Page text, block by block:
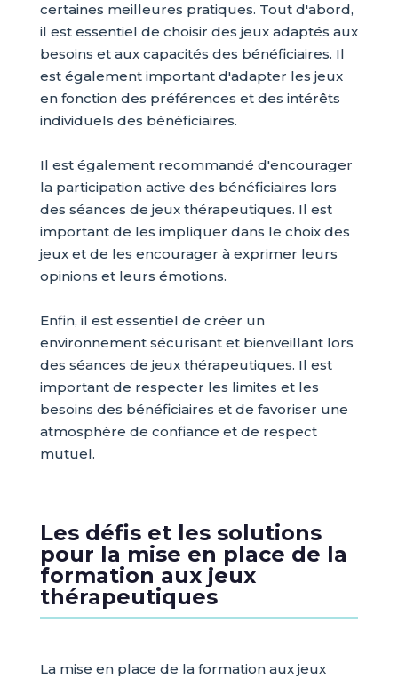
certaines meilleures pratiques. Tout d'abord,
il est essentiel de choisir des jeux adaptés aux
besoins et aux capacités des bénéficiaires. Il
est également important d'adapter les jeux
en fonction des préférences et des intérêts
individuels des bénéficiaires.
Il est également recommandé d'encourager
la participation active des bénéficiaires lors
des séances de jeux thérapeutiques. Il est
important de les impliquer dans le choix des
jeux et de les encourager à exprimer leurs
opinions et leurs émotions.
Enfin, il est essentiel de créer un
environnement sécurisant et bienveillant lors
des séances de jeux thérapeutiques. Il est
important de respecter les limites et les
besoins des bénéficiaires et de favoriser une
atmosphère de confiance et de respect
mutuel.
Les défis et les solutions
pour la mise en place de la
formation aux jeux
thérapeutiques
La mise en place de la formation aux jeux